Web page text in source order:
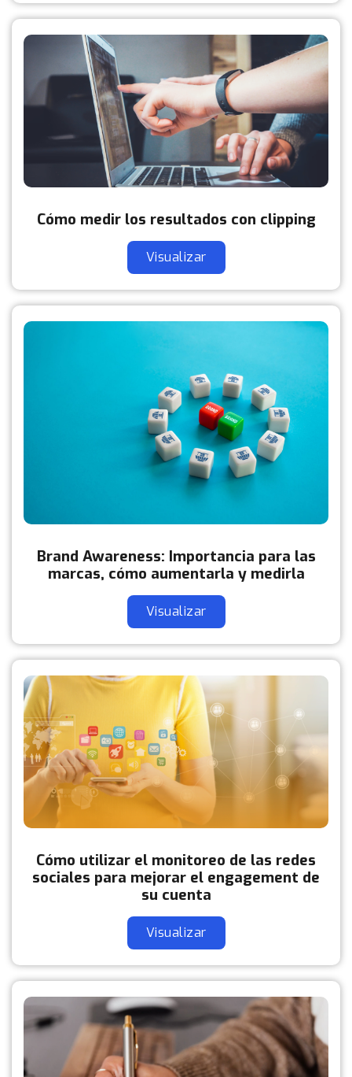
Cómo medir los resultados con clipping
Visualizar
Brand Awareness: Importancia para las
marcas, cómo aumentarla y medirla
Visualizar
Cómo utilizar el monitoreo de las redes
sociales para mejorar el engagement de
su cuenta
Visualizar